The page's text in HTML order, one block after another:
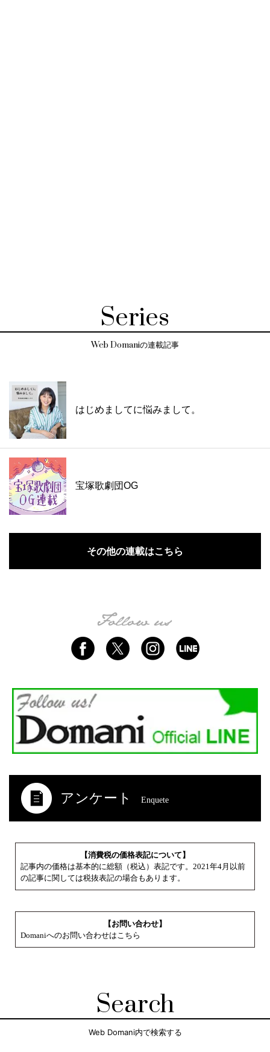
Series
Web Domaniの連載記事
はじめましてに悩みまして。
宝塚歌劇団OG
その他の連載はこちら
アンケート Enquete
【消費税の価格表記について】
記事内の価格は基本的に総額（税込）表記です。2021年4月以前
の記事に関しては税抜表記の場合もあります。
【お問い合わせ】
Domaniへのお問い合わせはこちら
Search
Web Domani内で検索する